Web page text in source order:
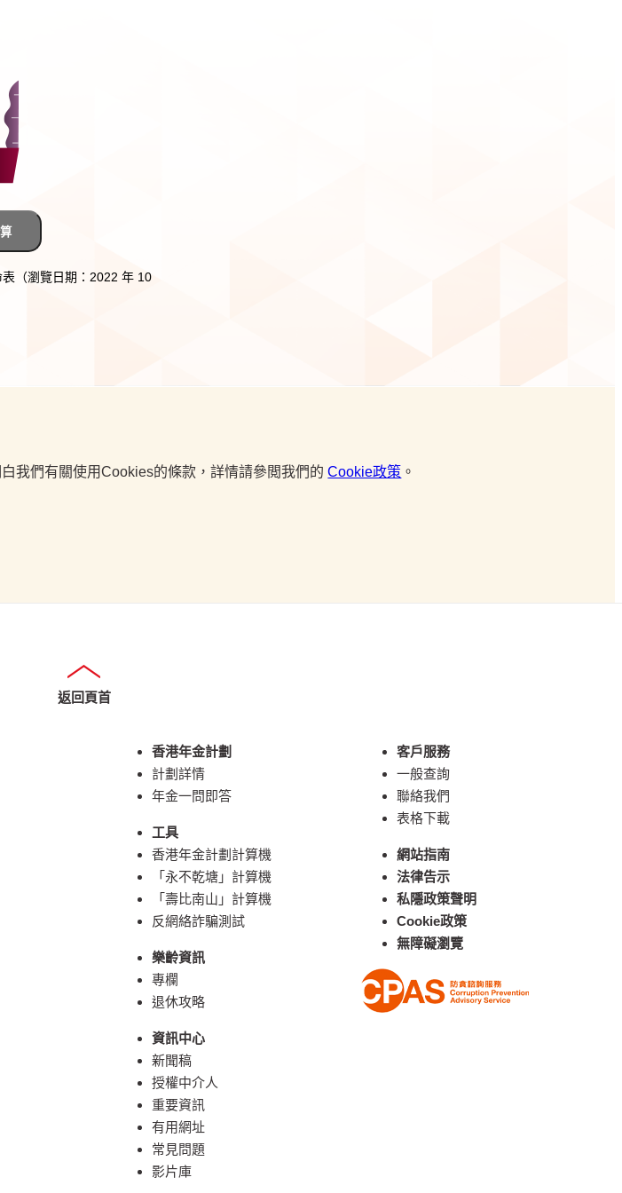
（瀏覽日期：2022 年 10
我們有關使用Cookies的條款，詳情請參閲我們的Cookie政策 。
返回頁首
香港年金計劃
計劃詳情
年金一問即答
工具
香港年金計劃計算機
「永不乾塘」計算機
「壽比南山」計算機
反網絡詐騙測試
樂齡資訊
專欄
退休攻略
資訊中心
新聞稿
授權中介人
重要資訊
有用網址
常見問題
影片庫
客戶服務
一般查詢
聯絡我們
表格下載
網站指南
法律告示
私隱政策聲明
Cookie政策
無障礙瀏覽